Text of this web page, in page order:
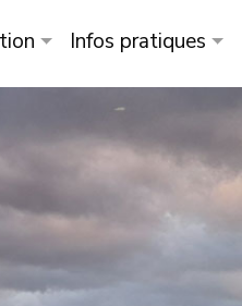
Infos pratiques